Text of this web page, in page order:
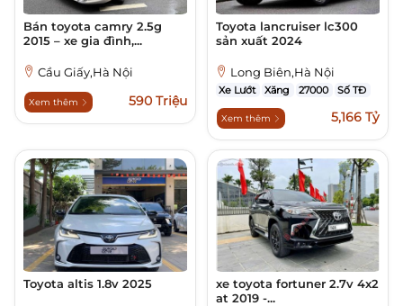
Bán toyota camry 2.5g
2015 – xe gia đình,...
Cầu Giấy,Hà Nội
Xem thêm 590 Triệu
Toyota lancruiser lc300
sản xuất 2024
Long Biên,Hà Nội
Xe Lướt Xăng 27000 Số TĐ
Xem thêm 5,166 Tỷ
Toyota altis 1.8v 2025
xe toyota fortuner 2.7v 4x2
at 2019 -...